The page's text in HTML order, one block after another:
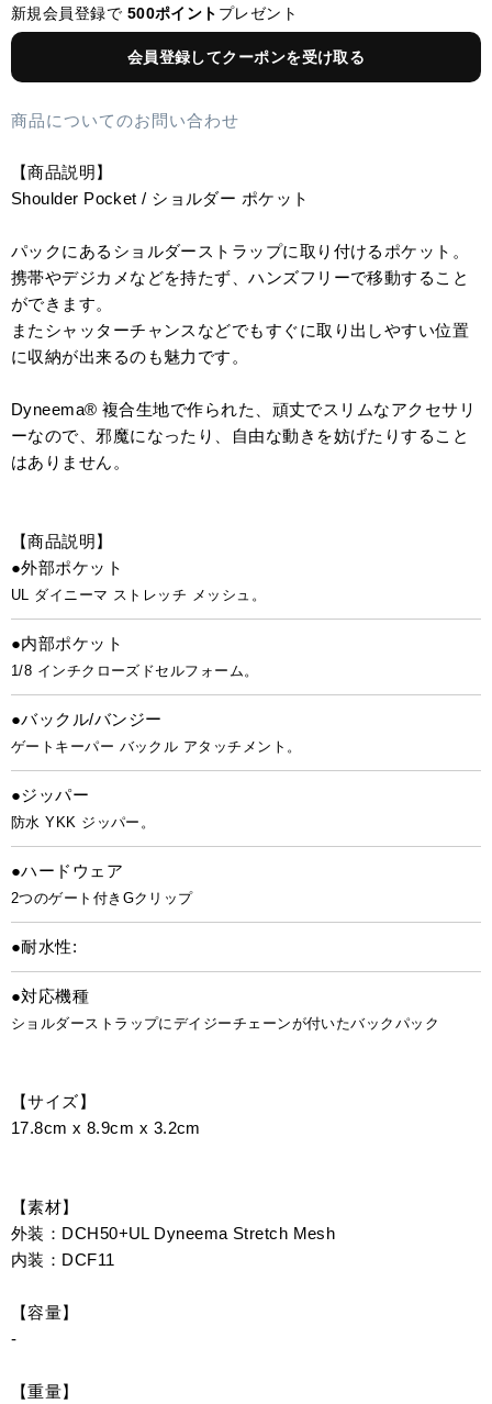
新規会員登録で 500ポイント プレゼント
会員登録してクーポンを受け取る
商品についてのお問い合わせ
【商品説明】
Shoulder Pocket / ショルダー ポケット
パックにあるショルダーストラップに取り付けるポケット。
携帯やデジカメなどを持たず、ハンズフリーで移動すること
ができます。
またシャッターチャンスなどでもすぐに取り出しやすい位置
に収納が出来るのも魅力です。
Dyneema® 複合生地で作られた、頑丈でスリムなアクセサリ
ーなので、邪魔になったり、自由な動きを妨げたりすること
はありません。
【商品説明】
●外部ポケット
UL ダイニーマ ストレッチ メッシュ。
●内部ポケット
1/8 インチクローズドセルフォーム。
●バックル/バンジー
ゲートキーパー バックル アタッチメント。
●ジッパー
防水 YKK ジッパー。
●ハードウェア
2つのゲート付きGクリップ
●耐水性:
●対応機種
ショルダーストラップにデイジーチェーンが付いたバックパック
【サイズ】
17.8cm x 8.9cm x 3.2cm
【素材】
外装：DCH50+UL Dyneema Stretch Mesh
内装：DCF11
【容量】
-
【重量】